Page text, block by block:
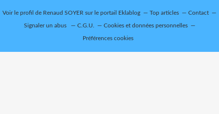
Voir le profil de Renaud SOYER sur le portail Eklablog Top articles Contact
Signaler un abus C.G.U. Cookies et données personnelles
Préférences cookies